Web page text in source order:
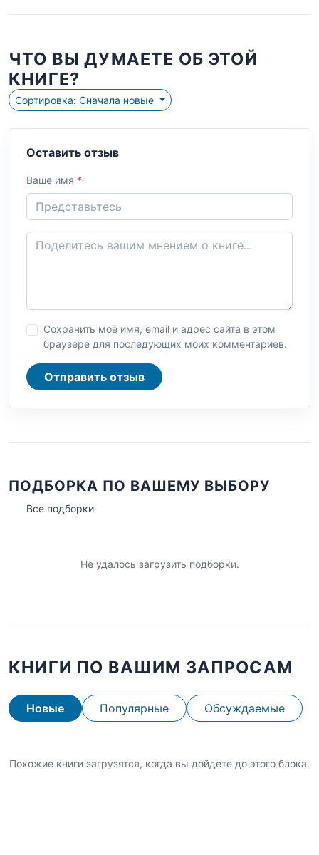
ЧТО ВЫ ДУМАЕТЕ ОБ ЭТОЙ
КНИГЕ?
Сортировка: Сначала новые
Оставить отзыв
Ваше имя *
Сохранить моё имя, email и адрес сайта в этом
браузере для последующих моих комментариев.
Отправить отзыв
ПОДБОРКА ПО ВАШЕМУ ВЫБОРУ
Все подборки
Не удалось загрузить подборки.
КНИГИ ПО ВАШИМ ЗАПРОСАМ
Новые Популярные Обсуждаемые
Похожие книги загрузятся, когда вы дойдете до этого блока.